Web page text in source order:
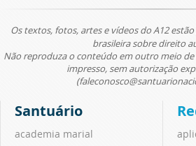
Os textos, fotos, artes e vídeos do A12
brasileira sobre direito
Não reproduza o conteúdo em outro meio
impresso, sem autorização
Santuário
academia marial